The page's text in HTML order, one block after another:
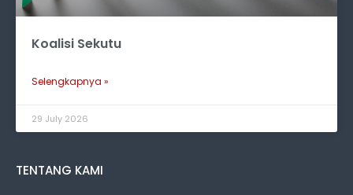
Koalisi Sekutu
Selengkapnya »
29 July 2026
TENTANG KAMI